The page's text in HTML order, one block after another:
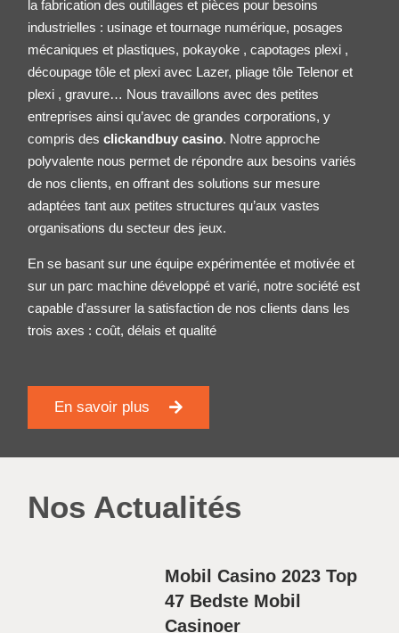
la fabrication des outillages et pièces pour besoins
industrielles : usinage et tournage numérique, posages
mécaniques et plastiques, pokayoke , capotages plexi ,
découpage tôle et plexi avec Lazer, pliage tôleTelenor et
plexi , gravure… Nous travaillons avec des petites
entreprises ainsi qu’avec de grandes corporations, y
compris desclickandbuy casino. Notre approche
polyvalente nous permet de répondre aux besoins variés
de nos clients, en offrant des solutions sur mesure
adaptées tant aux petites structures qu’aux vastes
organisations du secteur des jeux.
En se basant sur une équipe expérimentée et motivée et
sur un parc machine développé et varié, notre société est
capable d’assurer la satisfaction de nos clients dans les
trois axes : coût, délais et qualité
En savoir plus
Nos Actualités
Mobil Casino 2023 Top
47 Bedste Mobil
Casinoer